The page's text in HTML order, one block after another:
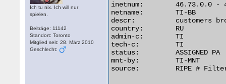
Ich tu nix. Ich will nur
spielen.
Beiträge: 11142
Standort: Toronto
Mitglied seit: 28. März 2010
Geschlecht:
inetnum:        46.73.0.0 -
netname:        TI-BB
descr:          customers
country:        RU
admin-c:        TI
tech-c:         TI
status:         ASSIGNED PA
mnt-by:         TI-MNT
source:         RIPE #